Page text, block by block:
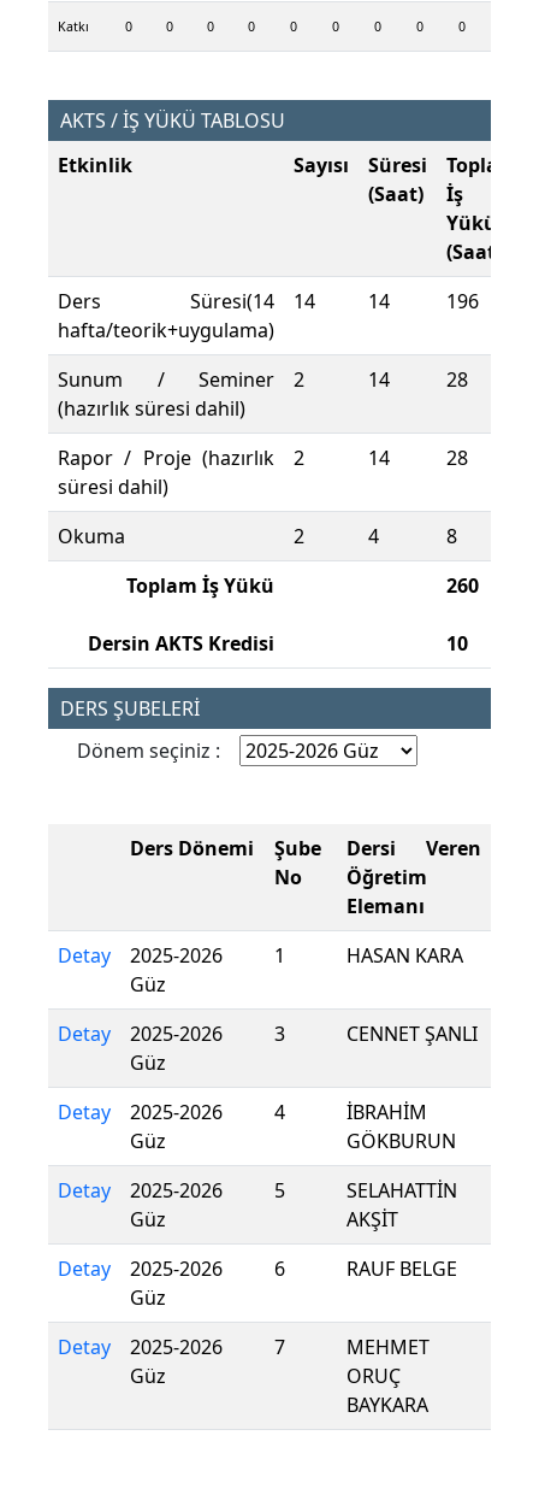
Katkı 0 0 0 0 0 0 0 0 0
AKTS / İŞ YÜKÜ TABLOSU
Etkinlik
Sayısı
Süresi
(Saat)
Toplam
İş
Yükü
(Saat)
Ders Süresi(14
hafta/teorik+uygulama)
14 14 196
Sunum / Seminer
(hazırlık süresi dahil)
2 14 28
Rapor / Proje (hazırlık
süresi dahil)
2 14 28
Okuma 2 4
8
Toplam İş Yükü
Dersin AKTS Kredisi
260
10
DERS ŞUBELERİ
Dönem seçiniz :
Ders Dönemi
Şube
No
Dersi Veren
Öğretim
Elemanı
Detay
2025-2026
Güz
1 HASAN KARA
Detay
2025-2026
Güz
3 CENNET ŞANLI
Detay
2025-2026
Güz
4
İBRAHİM
GÖKBURUN
Detay
2025-2026
Güz
5
SELAHATTİN
AKŞİT
Detay
2025-2026
Güz
6 RAUF BELGE
Detay
2025-2026
Güz
7
MEHMET
ORUÇ
BAYKARA